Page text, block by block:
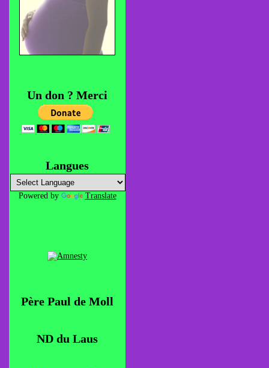
Un don ? Merci
Langues
Powered by Translate
Père Paul de Moll
ND du Laus